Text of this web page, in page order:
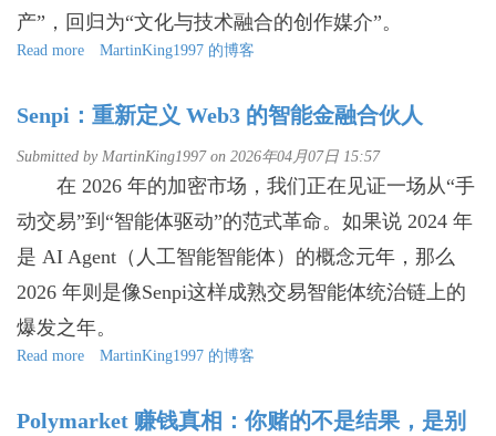
产”，回归为“文化与技术融合的创作媒介”。
Read more about
术
冷
思
从
狂
热
到
淀，
该
MartinKing1997 的博客
Senpi：重新定义 Web3 的智能金融合伙人
Submitted by MartinKing1997on 2026年04月07日 15:57
在 2026 年的加密市场，我们正在见证一场从“手
动交易”到“智能体驱动”的范式革命。如果说 2024 年
是 AI Agent（人工智能智能体）的概念元年，那么
2026 年则是像Senpi这样成熟交易智能体统治链上的
爆发之年。
Read more about
新
MartinKing1997 的博客
Polymarket 赚钱真相：你赌的不是结果，是别